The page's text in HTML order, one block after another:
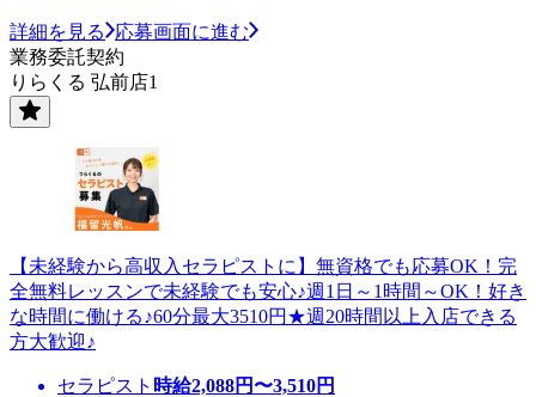
詳細を見る
応募画面に進む
業務委託契約
りらくる 弘前店1
【未経験から高収入セラピストに】無資格でも応募OK！完
全無料レッスンで未経験でも安心♪週1日～1時間～OK！好き
な時間に働ける♪60分最大3510円★週20時間以上入店できる
方大歓迎♪
セラピスト 時給2,088円〜3,510円